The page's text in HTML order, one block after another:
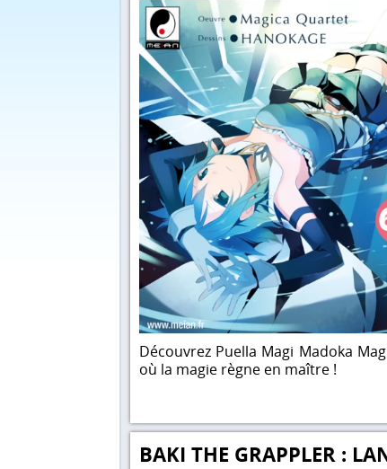
Découvrez Puella Magi Madoka
où la magie règne en maître !
BAKI THE GRAPPLER :